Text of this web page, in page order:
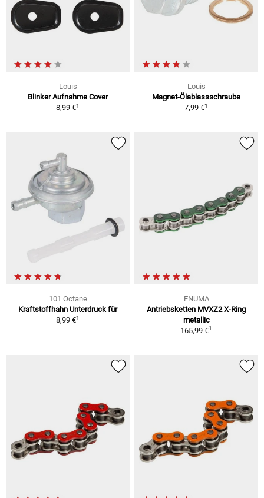
Louis
Blinker Aufnahme Cover
8,99 €1
Louis
Magnet-Ölablassschraube
7,99 €1
101 Octane
Kraftstoffhahn Unterdruck für
8,99 €1
ENUMA
Antriebsketten MVXZ2 X-Ring
metallic
165,99 €1